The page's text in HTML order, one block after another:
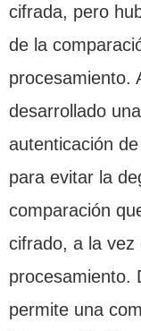
cifrada, pero
de la
procesamiento.
desarrollado
autenticación
para evitar la
comparación
cifrado, a la vez
procesamiento.
permite una